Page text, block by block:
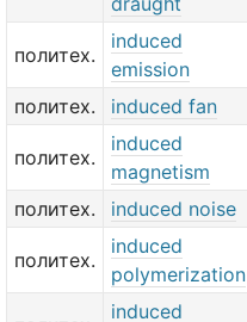
политех.
induced
emission
политех. induced fan
политех.
induced
magnetism
политех. induced noise
политех.
induced
polymerization
induced